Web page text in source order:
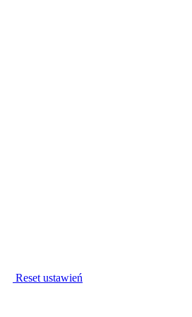
Reset ustawień